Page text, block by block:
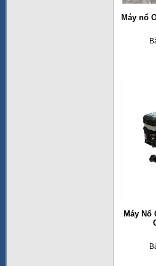
Máy nổ
Máy Nổ